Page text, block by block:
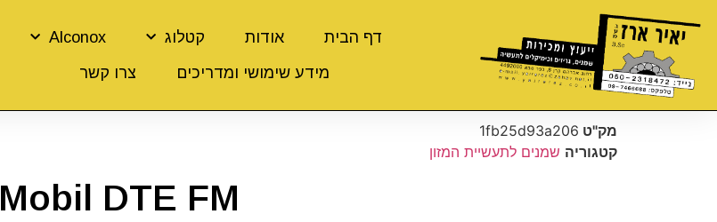
דף הבית אודות קטלוג
Alconox
מידע שימושי ומדריכים
צרו קשר
מק"ט 1fb25d93a206
קטגוריה שמנים לתעשיית המזון
Mobil DTE FM